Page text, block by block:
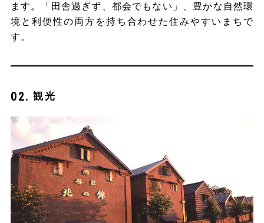
ます。「田舎過ぎず、都会でもない」、豊かな自然環
境と利便性の両方を持ち合わせた住みやすいまちで
す。
観光